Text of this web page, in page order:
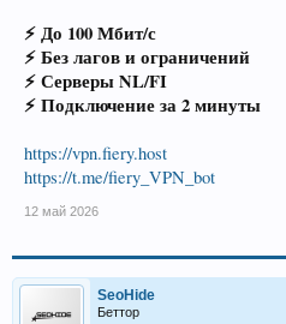
⚡ До 100 Мбит/с
⚡ Без лагов и ограничений
⚡ Серверы NL/FI
⚡ Подключение за 2 минуты
https://vpn.fiery.host
https://t.me/fiery_VPN_bot
12 май 2026
SeoHide
Беттор